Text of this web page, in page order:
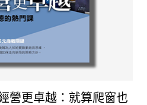
營更卓越：就算爬窗也